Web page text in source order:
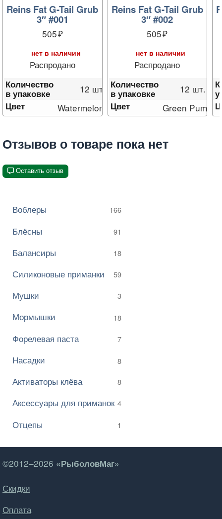
Reins Fat G-Tail Grub
3″ #001
505
нет в наличии
Распродано
Количество
в упаковке 12 шт.
Цвет Watermelon Seed
Reins Fat G-Tail Grub
3″ #002
505
нет в наличии
Распродано
Количество
в упаковке 12 шт.
Цвет Green
Отзывов о товаре пока нет
Оставить отзыв
Воблеры 166
Блёсны 91
Балансиры 18
Силиконовые приманки 59
Мушки 3
Мормышки 18
Форелевая паста 7
Насадки 8
Активаторы клёва 8
Аксессуары для приманок 4
Отцепы 1
©2012–2026 «РыболовМаг»
Скидки
Оплата